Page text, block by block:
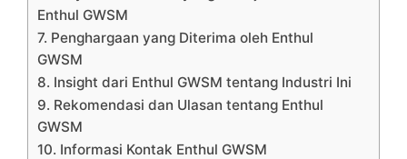
Enthul GWSM
7. Penghargaan yang Diterima oleh Enthul
GWSM
8. Insight dari Enthul GWSM tentang Industri Ini
9. Rekomendasi dan Ulasan tentang Enthul
GWSM
10. Informasi Kontak Enthul GWSM